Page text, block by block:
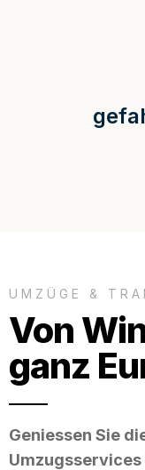
UMZÜGE &
Von
ganz
Geniessen Sie